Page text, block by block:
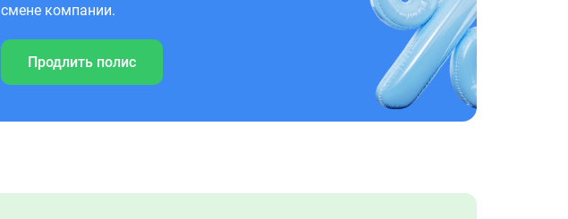
смене компании.
Продлить полис